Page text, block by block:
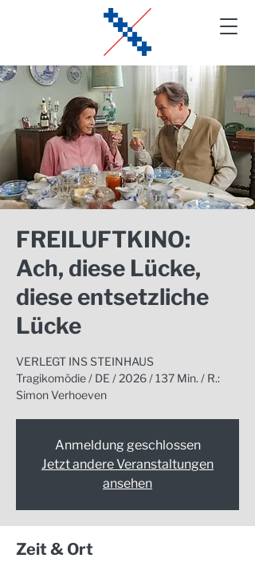
FREILUFTKINO:
Ach, diese Lücke,
diese entsetzliche
Lücke
VERLEGT INS STEINHAUS
Tragikomödie / DE / 2026 / 137 Min. / R.:
Simon Verhoeven
Anmeldung geschlossen
Jetzt andere Veranstaltungen
ansehen
Zeit & Ort